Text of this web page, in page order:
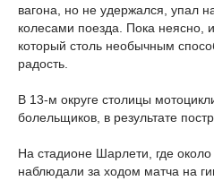
вагона, но не удержался, упал
колесами поезда. Пока неясно,
который столь необычным
радость.
В 13-м округе столицы
болельщиков, в результате
На стадионе Шарлети, где
наблюдали за ходом матча на